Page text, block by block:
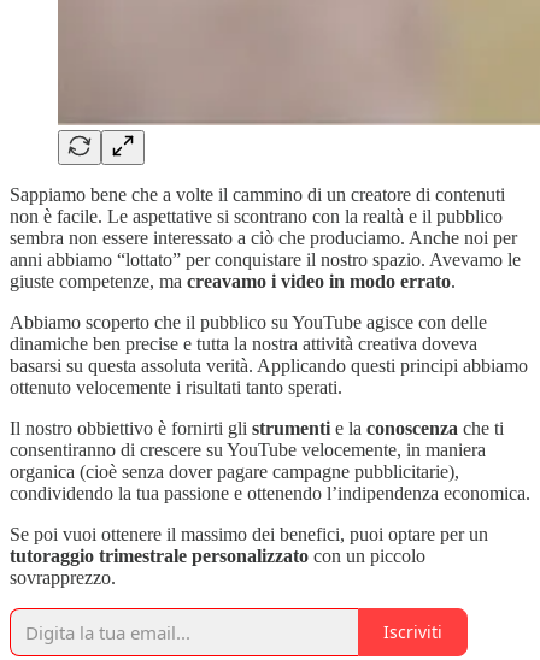
Sappiamo bene che a volte il cammino di un creatore di contenuti
non è facile. Le aspettative si scontrano con la realtà e il pubblico
sembra non essere interessato a ciò che produciamo. Anche noi per
anni abbiamo “lottato” per conquistare il nostro spazio. Avevamo le
giuste competenze, ma creavamo i video in modo errato.
Abbiamo scoperto che il pubblico su YouTube agisce con delle
dinamiche ben precise e tutta la nostra attività creativa doveva
basarsi su questa assoluta verità. Applicando questi principi abbiamo
ottenuto velocemente i risultati tanto sperati.
Il nostro obbiettivo è fornirti gli strumenti e la conoscenza che ti
consentiranno di crescere su YouTube velocemente, in maniera
organica (cioè senza dover pagare campagne pubblicitarie),
condividendo la tua passione e ottenendo l’indipendenza economica.
Se poi vuoi ottenere il massimo dei benefici, puoi optare per un
tutoraggio trimestrale personalizzato con un piccolo
sovrapprezzo.
Iscriviti